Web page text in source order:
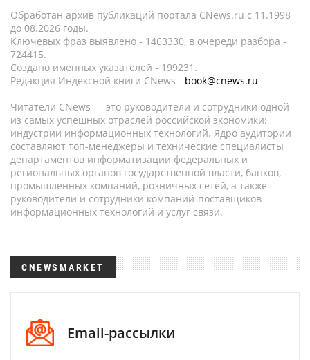
Обработан архив публикаций портала CNews.ru c 11.1998
до 08.2026 годы.
Ключевых фраз выявлено - 1463330, в очереди разбора -
724415.
Создано именных указателей - 199231.
Редакция Индексной книги CNews - book@cnews.ru
Читатели CNews — это руководители и сотрудники одной
из самых успешных отраслей российской экономики:
индустрии информационных технологий. Ядро аудитории
составляют топ-менеджеры и технические специалисты
департаментов информатизации федеральных и
региональных органов государственной власти, банков,
промышленных компаний, розничных сетей, а также
руководители и сотрудники компаний-поставщиков
информационных технологий и услуг связи.
CNEWSMARKET
Email-рассылки